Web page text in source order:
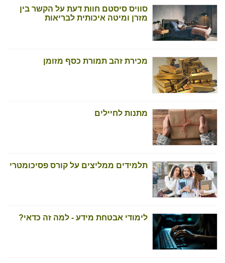
סוויס סיסטם חוות דעת על הקשר בין
מזרן ומיטה איכותית לבריאות
מכירת זהב תמורת כסף מזומן
מתנות לחיילים
תלמידים ממליצים על קורס פסיכומטרי
לימודי אבטחת מידע - למה זה כדאי?